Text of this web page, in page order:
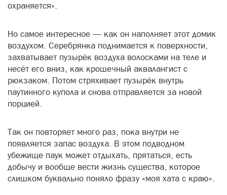
охраняется».
Но самое интересное — как он наполняет этот домик
воздухом. Серебрянка поднимается к поверхности,
захватывает пузырёк воздуха волосками на теле и
несёт его вниз, как крошечный аквалангист с
рюкзаком. Потом стряхивает пузырёк внутрь
паутинного купола и снова отправляется за новой
порцией.
Так он повторяет много раз, пока внутри не
появляется запас воздуха. В этом подводном
убежище паук может отдыхать, прятаться, есть
добычу и вообще вести жизнь существа, которое
слишком буквально поняло фразу «моя хата с краю».